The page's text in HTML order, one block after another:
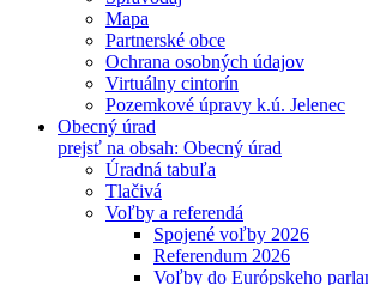
Mapa
Partnerské obce
Ochrana osobných údajov
Virtuálny cintorín
Pozemkové úpravy k.ú. Jelenec
Obecný úrad
prejsť na obsah: Obecný úrad
Úradná tabuľa
Tlačivá
Voľby a referendá
Spojené voľby 2026
Referendum 2026
Voľby do Európskeho